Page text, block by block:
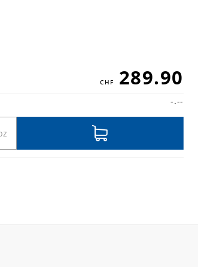
289.90
-.--